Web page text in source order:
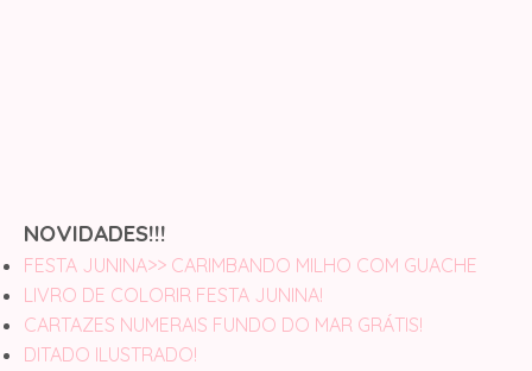
NOVIDADES!!!
FESTA JUNINA>> CARIMBANDO MILHO COM GUACHE
LIVRO DE COLORIR FESTA JUNINA!
CARTAZES NUMERAIS FUNDO DO MAR GRÁTIS!
DITADO ILUSTRADO!